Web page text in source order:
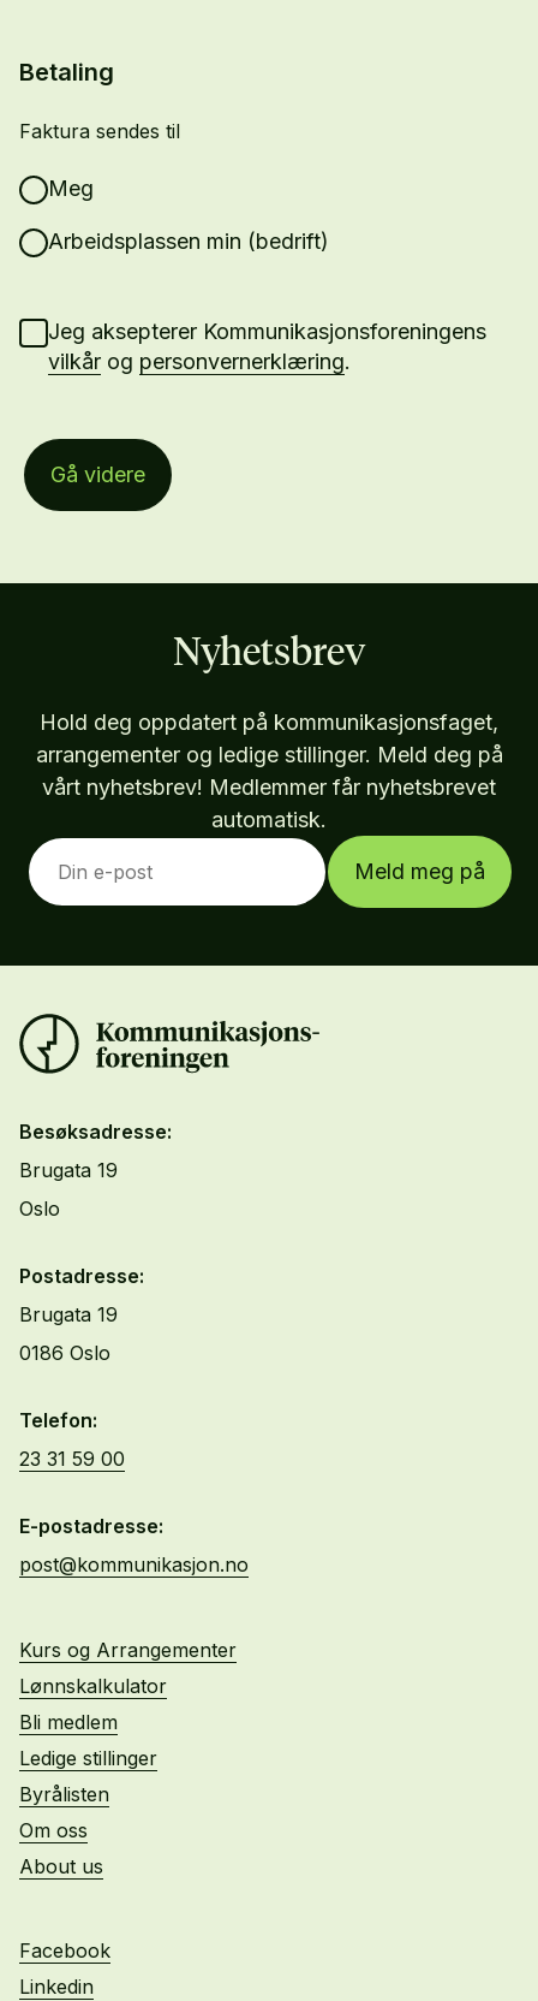
Betaling
Faktura sendes til
Meg
Arbeidsplassen min (bedrift)
Jeg aksepterer Kommunikasjonsforeningens
vilkår og personvernerklæring.
Gå videre
Nyhetsbrev
Hold deg oppdatert på kommunikasjonsfaget,
arrangementer og ledige stillinger. Meld deg på
vårt nyhetsbrev! Medlemmer får nyhetsbrevet
automatisk.
Meld meg på
Besøksadresse:
Brugata 19
Oslo
Postadresse:
Brugata 19
0186 Oslo
Telefon:
23 31 59 00
E-postadresse:
post@kommunikasjon.no
Kurs og Arrangementer
Lønnskalkulator
Bli medlem
Ledige stillinger
Byrålisten
Om oss
About us
Facebook
Linkedin